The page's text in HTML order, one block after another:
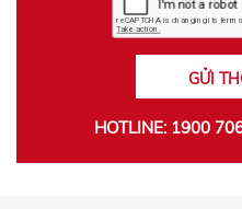
GỬI
HOTLINE: 1900